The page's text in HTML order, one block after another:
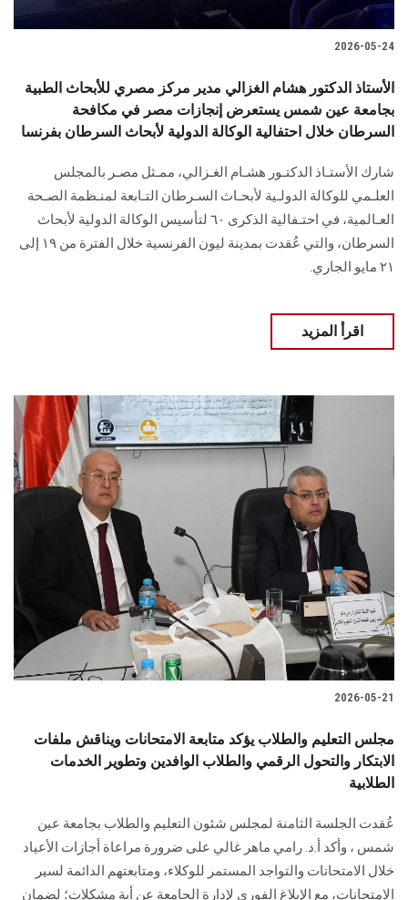
2026-05-24
الأستاذ الدكتور هشام الغزالي مدير مركز مصري للأبحاث الطبية
بجامعة عين شمس يستعرض إنجازات مصر في مكافحة
السرطان خلال احتفالية الوكالة الدولية لأبحاث السرطان بفرنسا
شارك الأستـاذ الدكتـور هشـام الغـزالي، ممـثل مصـر بالمجلس
العلـمي للوكالة الدولـية لأبحـاث السـرطان التـابعة لمنـظمة الصـحة
العـالمية، في احتـفالية الذكرى ٦٠ لتأسيس الوكالة الدولية لأبحاث
السرطان، والتي عُقدت بمدينة ليون الفرنسية خلال الفترة من ١٩ إلى
٢١ مايو الجاري.
اقرأ المزيد
2026-05-21
مجلس التعليم والطلاب يؤكد متابعة الامتحانات ويناقش ملفات
الابتكار والتحول الرقمي والطلاب الوافدين وتطوير الخدمات
الطلابية
عُقدت الجلسة الثامنة لمجلس شئون التعليم والطلاب بجامعة عين
شمس ، وأكد أ.د. رامي ماهر غالي على ضرورة مراعاة أجازات الأعياد
خلال الامتحانات والتواجد المستمر للوكلاء، ومتابعتهم الدائمة لسير
الامتحانات، مع الإبلاغ الفوري لإدارة الجامعة عن أية مشكلات؛ لضمان